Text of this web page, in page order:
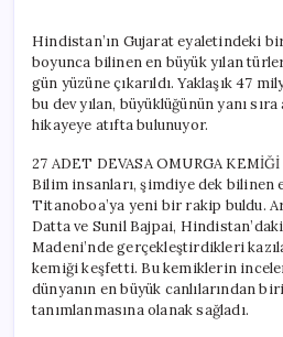
Hindistan’ın Gujarat eyaletindeki
boyunca bilinen en büyük yılan
gün yüzüne çıkarıldı. Yaklaşık 47
bu dev yılan, büyüklüğünün yanı
hikayeye atıfta bulunuyor.
27 ADET DEVASA OMURGA
Bilim insanları, şimdiye dek bilinen
Titanoboa’ya yeni bir rakip buldu.
Datta ve Sunil Bajpai,
Madeni’nde gerçekleştirdikleri
kemiği keşfetti. Bu kemiklerin
dünyanın en büyük canlılarından
tanımlanmasına olanak sağladı.